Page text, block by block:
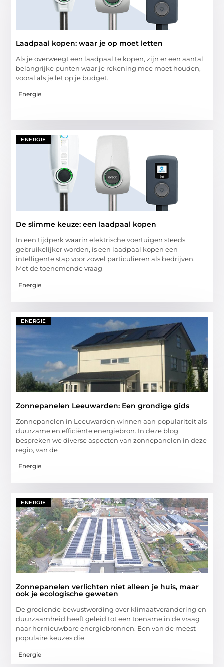
Laadpaal kopen: waar je op moet letten
Als je overweegt een laadpaal te kopen, zijn er een aantal
belangrijke punten waar je rekening mee moet houden,
vooral als je let op je budget.
Energie
ENERGIE
De slimme keuze: een laadpaal kopen
In een tijdperk waarin elektrische voertuigen steeds
gebruikelijker worden, is een laadpaal kopen een
intelligente stap voor zowel particulieren als bedrijven.
Met de toenemende vraag
Energie
ENERGIE
Zonnepanelen Leeuwarden: Een grondige gids
Zonnepanelen in Leeuwarden winnen aan populariteit als
duurzame en efficiënte energiebron. In deze blog
bespreken we diverse aspecten van zonnepanelen in deze
regio, van de
Energie
ENERGIE
Zonnepanelen verlichten niet alleen je huis, maar
ook je ecologische geweten
De groeiende bewustwording over klimaatverandering en
duurzaamheid heeft geleid tot een toename in de vraag
naar hernieuwbare energiebronnen. Een van de meest
populaire keuzes die
Energie